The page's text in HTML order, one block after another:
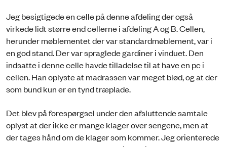
Jeg besigtigede en celle på denne afdeling der også
virkede lidt større end cellerne i afdeling A og B. Cellen,
herunder møblementet der var standardmøblement, var i
en god stand. Der var spraglede gardiner i vinduet. Den
indsatte i denne celle havde tilladelse til at have en pc i
cellen. Han oplyste at madrassen var meget blød, og at der
som bund kun er en tynd træplade.
Det blev på forespørgsel under den afsluttende samtale
oplyst at der ikke er mange klager over sengene, men at
der tages hånd om de klager som kommer. Jeg orienterede